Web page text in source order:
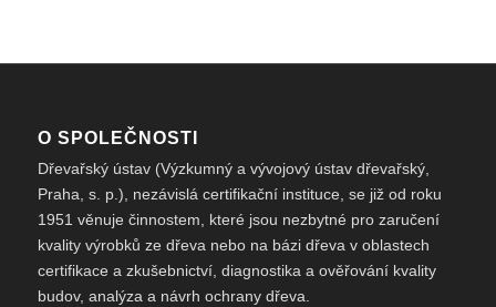
O SPOLEČNOSTI
Dřevařský ústav (Výzkumný a vývojový ústav dřevařský,
Praha, s. p.), nezávislá certifikační instituce, se již od roku
1951 věnuje činnostem, které jsou nezbytné pro zaručení
kvality výrobků ze dřeva nebo na bázi dřeva v oblastech
certifikace a zkušebnictví, diagnostika a ověřování kvality
budov, analýza a návrh ochrany dřeva.